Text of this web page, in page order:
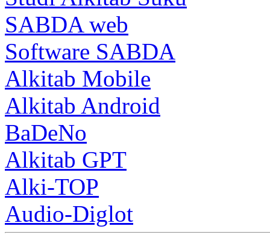
SABDA web
Software SABDA
Alkitab Mobile
Alkitab Android
BaDeNo
Alkitab GPT
Alki-TOP
Audio-Diglot